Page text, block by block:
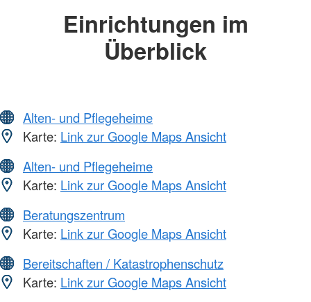
Einrichtungen im
Überblick
Alten- und Pflegeheime
Karte: Link zur Google Maps Ansicht
Alten- und Pflegeheime
Karte: Link zur Google Maps Ansicht
Beratungszentrum
Karte: Link zur Google Maps Ansicht
Bereitschaften / Katastrophenschutz
Karte: Link zur Google Maps Ansicht